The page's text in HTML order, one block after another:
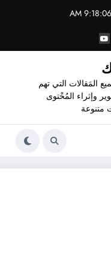
9:18:07 AM
المَقالات التي تهم
وإثراء المُحْتوى
متنوعة